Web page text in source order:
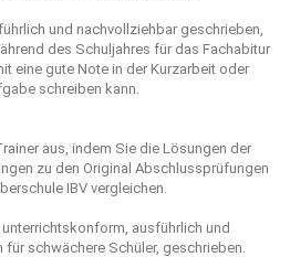
und nachvollziehbar geschrieben,
des Schuljahres für das Fachabitur
eine gute Note in der Kurzarbeit oder
schreiben kann.
aus, indem Sie die Lösungen der
zu den Original Abschlussprüfungen
IBV vergleichen.
ausführlich und
für schwächere Schüler, geschrieben.